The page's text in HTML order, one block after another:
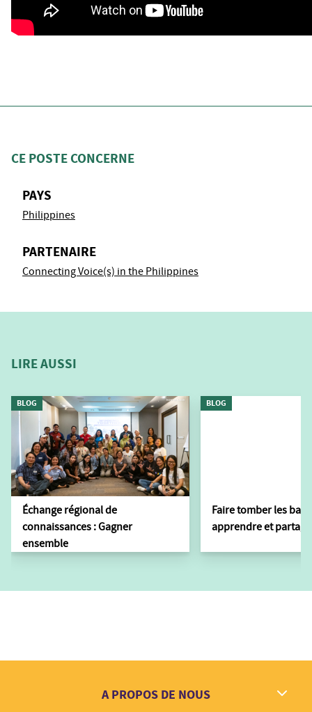
CE POSTE CONCERNE
PAYS
Philippines
PARTENAIRE
Connecting Voice(s) in the Philippines
LIRE AUSSI
BLOG
Échange régional de
connaissances : Gagner
ensemble
BLOG
Faire tomber les
apprendre et
A PROPOS DE NOUS